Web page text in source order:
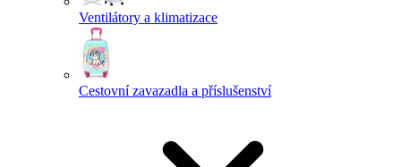
Ventilátory a klimatizace
Cestovní zavazadla a příslušenství